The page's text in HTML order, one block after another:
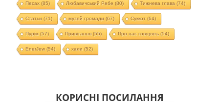
Песах(85) Любавичський Ребе (80) Тижнева глава (74)
Статьи (71) музей громади (67) Суккот (64)
Пурім (57) Привітання(55) Про нас говорять (54)
EnerJew(54) хали (52)
КОРИСНІ ПОСИЛАННЯ